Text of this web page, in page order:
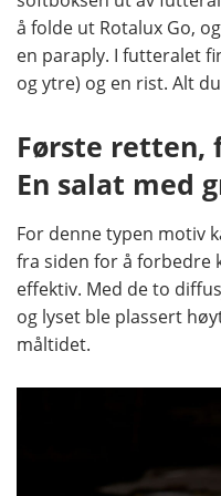
å folde ut Rotalux Go,
en paraply. I futteralet
og ytre) og en rist. Alt
Første retten,
En salat med
For denne typen motiv
fra siden for å forbedre
effektiv. Med de to
og lyset ble plassert
måltidet.